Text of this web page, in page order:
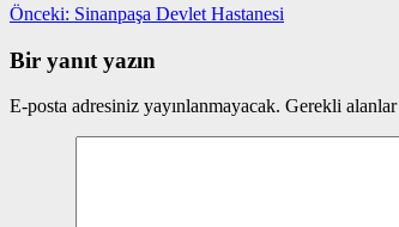
Yazı
gezinmesi
Önceki: Önceki
Sinanpaşa Devlet Hastanesi
Bir yanıt yazın
E-posta adresiniz yayınlanmayacak. Gerekli alanlar